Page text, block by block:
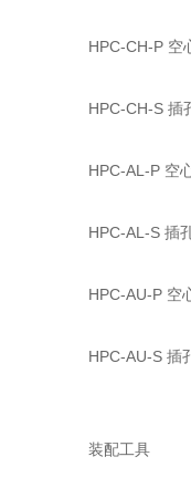
HPC-CH-P 空
HPC-CH-S 插
HPC-AL-P 空
HPC-AL-S 插
HPC-AU-P 空
HPC-AU-S 插
装配工具